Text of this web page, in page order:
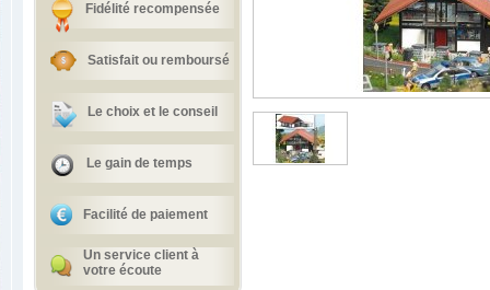
Fidélité recompensée
Satisfait ou remboursé
Le choix et le conseil
Le gain de temps
Facilité de paiement
Un service client à
votre écoute